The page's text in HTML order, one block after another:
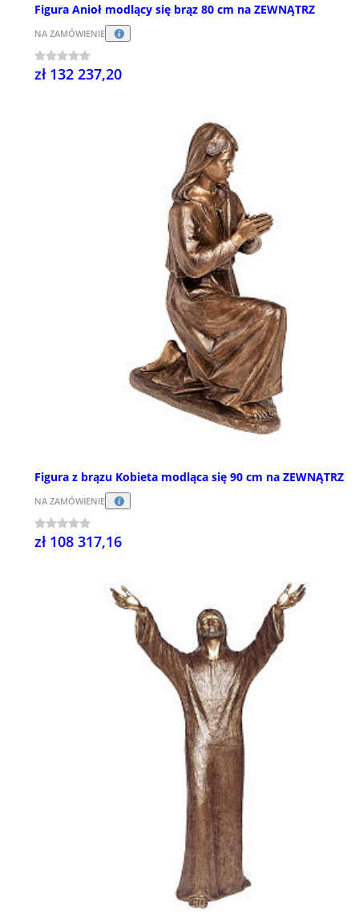
Figura Anioł modlący się brąz 80 cm na ZEWNĄTRZ
NA ZAMÓWIENIE
zł 132 237,20
Figura z brązu Kobieta modląca się 90 cm na ZEWNĄTRZ
NA ZAMÓWIENIE
zł 108 317,16